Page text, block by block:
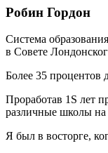
Робин Гордон
Система
в Совете
Более 35 процентов
Проработав 1S лет
различные школы на
Я был в восторге,